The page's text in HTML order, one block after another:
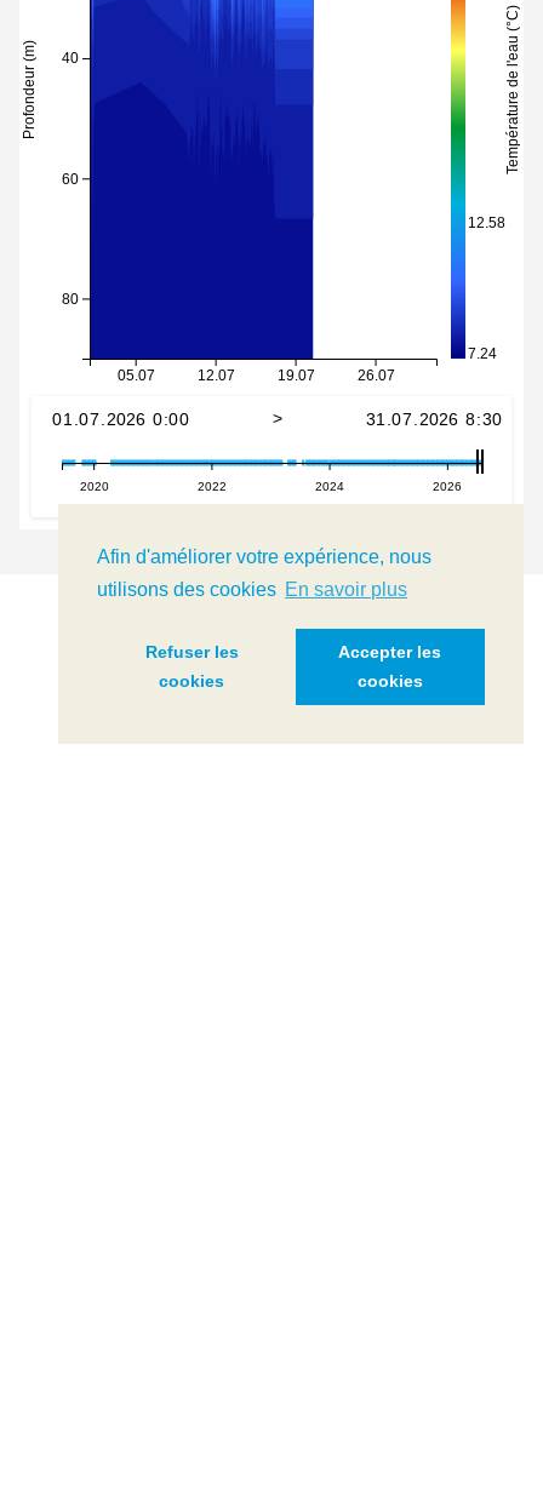
Afin d'améliorer votre expérience, nous
utilisons des cookies En savoir plus
Refuser les
cookies
Accepter les
cookies
Accéder au site de Meteolakes